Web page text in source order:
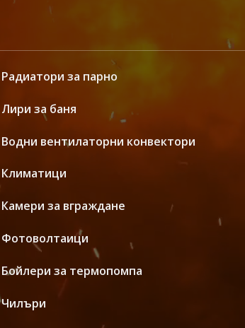
Радиатори за парно
Лири за баня
Водни вентилаторни конвектори
Климатици
Камери за вграждане
Фотоволтаици
Бойлери за термопомпа
Чилъри